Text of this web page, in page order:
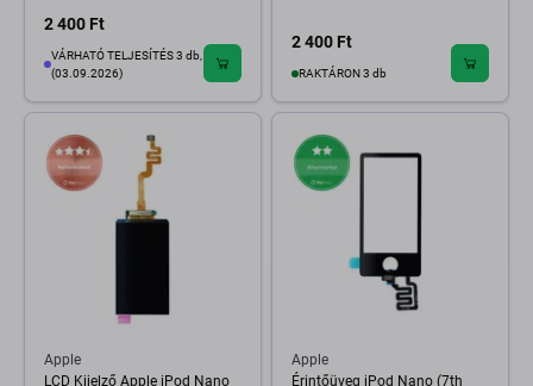
2 400 Ft
VÁRHATÓ TELJESÍTÉS 3 db,
(03.09.2026)
2 400 Ft
RAKTÁRON 3 db
Apple
LCD Kijelző Apple iPod Nano
Apple
Érintőüveg iPod Nano (7th